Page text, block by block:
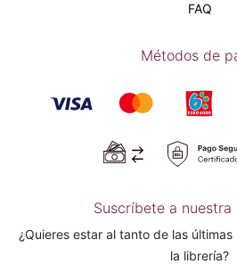
FAQ
Métodos de
Suscríbete a
¿Quieres estar al tanto de las
la librería?